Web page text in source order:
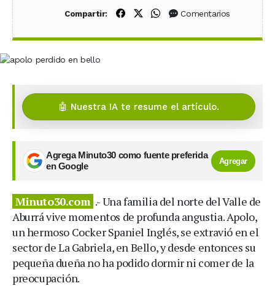
Compartir: Compartir en Facebook
Compartir en X (Twitter)
Compartir en WhatsApp
Comentarios
🤖 Nuestra IA te resume el artículo.
Agrega Minuto30 como fuente preferida
en Google
Agregar
Minuto30.com .- Una familia del norte del Valle de
Aburrá vive momentos de profunda angustia. Apolo,
un hermoso Cocker Spaniel Inglés, se extravió en el
sector de La Gabriela, en Bello, y desde entonces su
pequeña dueña no ha podido dormir ni comer de la
preocupación.